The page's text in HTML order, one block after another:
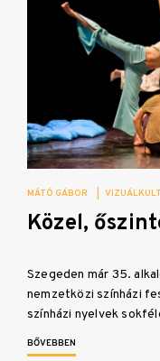
MÁTÓ GÁBOR VIZUÁLKULT
Közel,
Szegeden már 35.
nemzetközi színházi
színházi nyelvek
BŐVEBBEN